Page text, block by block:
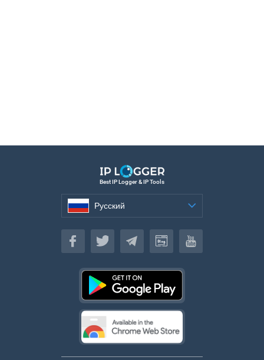
Best IP Logger & IP Tools
Русский
Русский